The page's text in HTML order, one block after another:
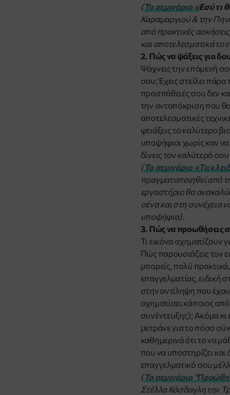
(Το σεμινάριο «Εσύ τι
Καραμαργιού & την
από πρακτικές
και αποτελεσματικά το
2. Πώς να ψάξεις για
Ψάχνεις την επόμενή
σου; Έχεις στείλει
προσπάθειές σου δεν
την ανταπόκριση που θα
αποτελεσματικές
φτιάξεις το καλύτερο
υποψήφιοι χωρίς καν
δίνεις τον καλύτερό
(Το σεμινάριο«Τα
πραγματοποιηθεί από
εργαστήριο θα
σένα και στη συνέχεια
υποψήφια).
3. Πώς να προωθήσεις
Τι εικόνα σχηματίζουν
Πώς παρουσιάζεις τον
μπορείς, πολύ
επαγγελματίας, ειδική
στην αντίληψη που
σχηματίσει κάποιος
συνέντευξης); Ακόμα κι
μετράνε για το πόσο
καθημερινά ότι το να
που να υποστηρίζει και
επαγγελματικό σου
(Το σεμινάριο "
Στέλλα Κάσδαγλη την